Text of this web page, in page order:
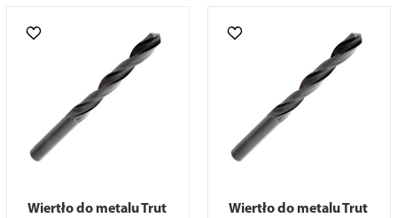
Wiertło do metalu Trut
Wiertło do metalu Trut